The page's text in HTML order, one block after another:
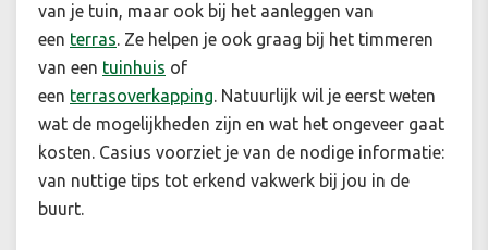
van je tuin, maar ook bij het aanleggen van
een terras. Ze helpen je ook graag bij het timmeren
van een tuinhuis of
een terrasoverkapping. Natuurlijk wil je eerst weten
wat de mogelijkheden zijn en wat het ongeveer gaat
kosten. Casius voorziet je van de nodige informatie:
van nuttige tips tot erkend vakwerk bij jou in de
buurt.